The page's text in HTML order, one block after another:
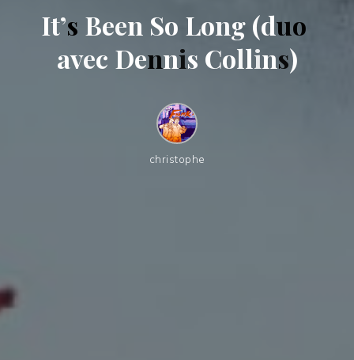
It’s Been So Long (duo
avec Dennis Collins)
christophe